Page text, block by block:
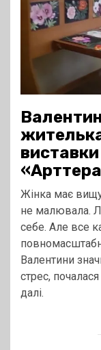
Жінка має вищу
не малювала.
себе. Але все
Валентини
стрес,
далі.